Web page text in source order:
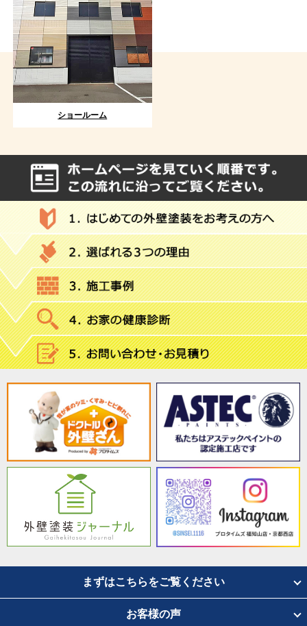
ショールーム
まずはこちらをご覧ください
お客様の声